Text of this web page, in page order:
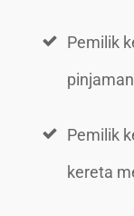
Pemilik
Pemilik
kereta